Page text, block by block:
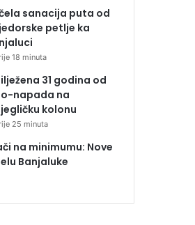
sanacija puta od
petlje ka
18 minuta
31 godina od
napada na
kolonu
25 minuta
na minimumu: Nove
Banjaluke